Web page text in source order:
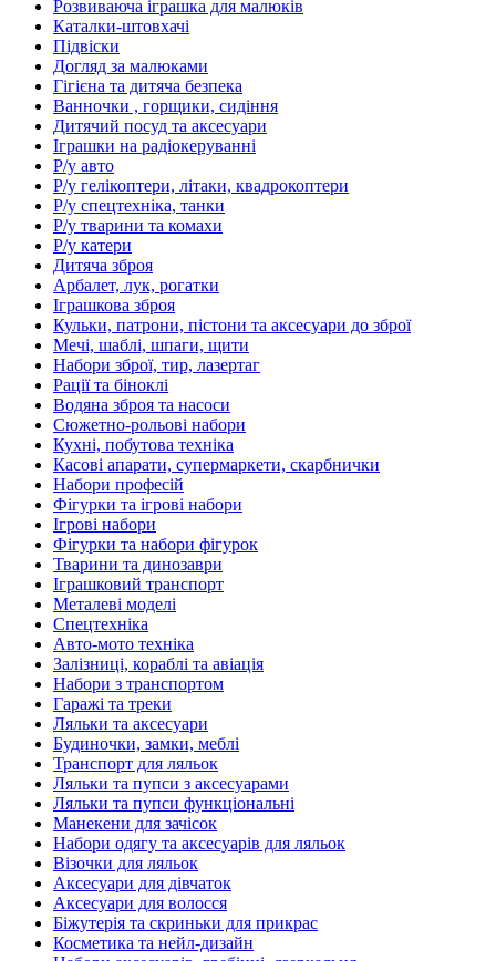
Розвиваюча іграшка для малюків
Каталки-штовхачі
Підвіски
Догляд за малюками
Гігієна та дитяча безпека
Ванночки , горщики, сидіння
Дитячий посуд та аксесуари
Іграшки на радіокеруванні
Р/у авто
Р/у гелікоптери, літаки, квадрокоптери
Р/у спецтехніка, танки
Р/у тварини та комахи
Р/у катери
Дитяча зброя
Арбалет, лук, рогатки
Іграшкова зброя
Кульки, патрони, пістони та аксесуари до зброї
Мечі, шаблі, шпаги, щити
Набори зброї, тир, лазертаг
Рації та біноклі
Водяна зброя та насоси
Сюжетно-рольові набори
Кухні, побутова техніка
Касові апарати, супермаркети, скарбнички
Набори професій
Фігурки та ігрові набори
Ігрові набори
Фігурки та набори фігурок
Тварини та динозаври
Іграшковий транспорт
Металеві моделі
Спецтехніка
Авто-мото техніка
Залізниці, кораблі та авіація
Набори з транспортом
Гаражі та треки
Ляльки та аксесуари
Будиночки, замки, меблі
Транспорт для ляльок
Ляльки та пупси з аксесуарами
Ляльки та пупси функціональні
Манекени для зачісок
Набори одягу та аксесуарів для ляльок
Візочки для ляльок
Аксесуари для дівчаток
Аксесуари для волосся
Біжутерія та скриньки для прикрас
Косметика та нейл-дизайн